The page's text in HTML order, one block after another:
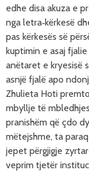
edhe disa akuza e
nga letra‑kërkesë
pas kërkesës së
kuptimin e asaj
anëtaret e kryesisë
asnjë fjalë apo
Zhulieta Hoti
mbyllje të
pranishëm që çdo
mëtejshme, ta
jepet përgjigje
veprim tjetër